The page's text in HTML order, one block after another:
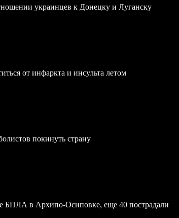
украинцев к Донецку и Луганску
от инфаркта и инсульта летом
покинуть страну
БПЛА в Архипо-Осиповке, еще 40 пострадали